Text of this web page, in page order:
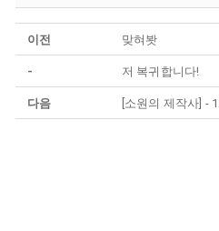
이전 맞혀봣
- 저 복귀합니다!
다음 [소원의 제작사] -